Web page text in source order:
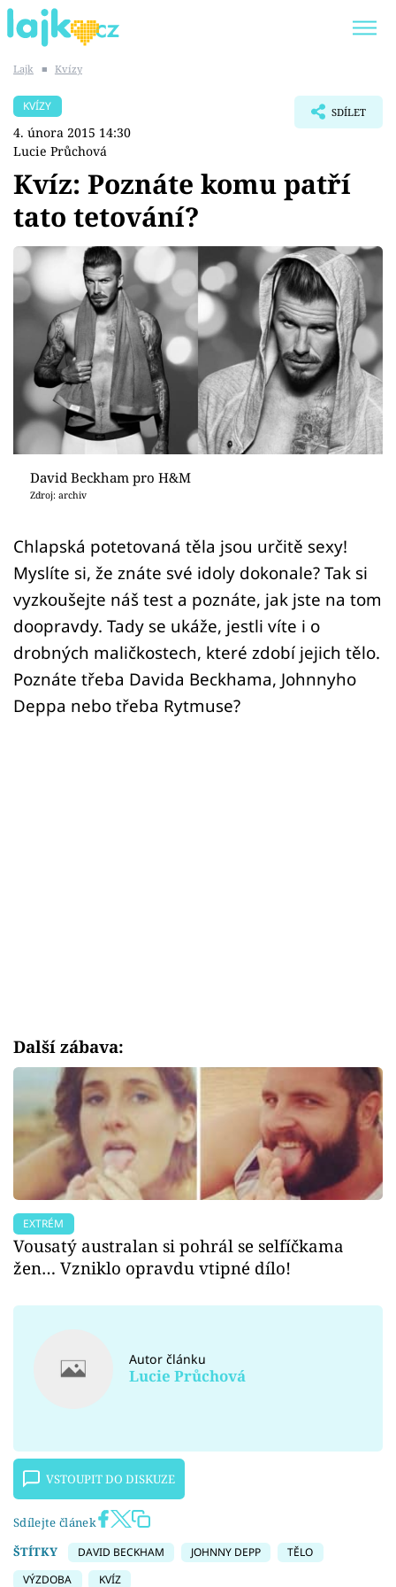
SHOPAHOLICADEL
Témata
Showbyznys
Youtubeři
Virály
Sex a vztahy
Videa
Sledujte prima+
Přihlášení
Sledujte nás
Lajk ■ Kvízy
KVÍZY
4. února 2015 14:30
Lucie Průchová
SDÍLET
Kvíz: Poznáte komu patří
tato tetování?
David Beckham pro H&M
Zdroj: archiv
Chlapská potetovaná těla jsou určitě sexy!
Myslíte si, že znáte své idoly dokonale? Tak si
vyzkoušejte náš test a poznáte, jak jste na tom
doopravdy. Tady se ukáže, jestli víte i o
drobných maličkostech, které zdobí jejich tělo.
Poznáte třeba Davida Beckhama, Johnnyho
Deppa nebo třeba Rytmuse?
Další zábava:
EXTRÉM
Vousatý australan si pohrál se selfíčkama
žen… Vzniklo opravdu vtipné dílo!
Autor článku
Lucie Průchová
VSTOUPIT DO DISKUZE
Sdílejte článek
ŠTÍTKY
DAVID BECKHAM JOHNNY DEPP
TĚLO
VÝZDOBA
KVÍZ